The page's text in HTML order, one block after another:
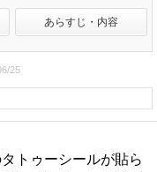
あらすじ・内容
25
トゥーシールが貼ら